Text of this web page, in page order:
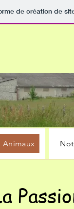
de création de
Animaux